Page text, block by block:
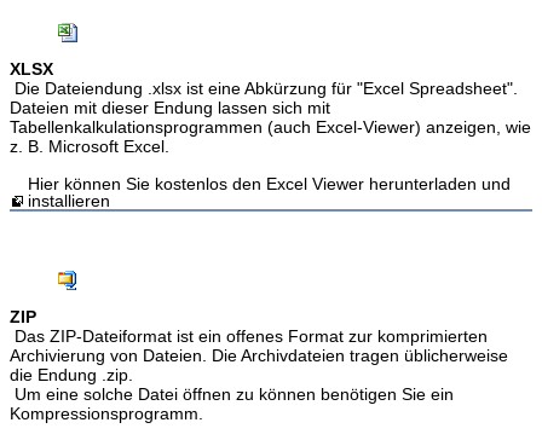
XLSX
Die Dateiendung .xlsx ist eine Abkürzung für "Excel Spreadsheet".
Dateien mit dieser Endung lassen sich mit
Tabellenkalkulationsprogrammen (auch Excel-Viewer) anzeigen, wie
z. B. Microsoft Excel.
Hier können Sie kostenlos den Excel Viewer herunterladen und
installieren
ZIP
Das ZIP-Dateiformat ist ein offenes Format zur komprimierten
Archivierung von Dateien. Die Archivdateien tragen üblicherweise
die Endung .zip.
Um eine solche Datei öffnen zu können benötigen Sie ein
Kompressionsprogramm.